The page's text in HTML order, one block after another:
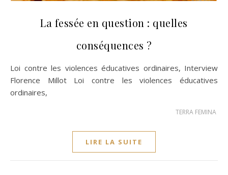
La fessée en question : quelles
conséquences ?
Loi contre les violences éducatives ordinaires, Interview
Florence Millot Loi contre les violences éducatives
ordinaires,
TERRA FEMINA
LIRE LA SUITE